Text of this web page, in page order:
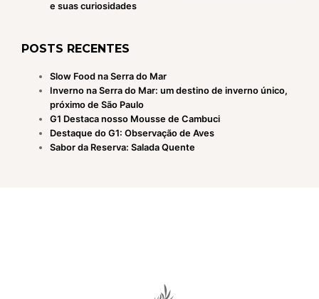
e suas curiosidades
POSTS RECENTES
Slow Food na Serra do Mar
Inverno na Serra do Mar: um destino de inverno único,
próximo de São Paulo
G1 Destaca nosso Mousse de Cambuci
Destaque do G1: Observação de Aves
Sabor da Reserva: Salada Quente